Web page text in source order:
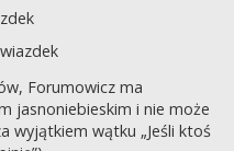
Forumowicz ma
jasnoniebieskim i nie może
wyjątkiem wątku „Jeśli ktoś